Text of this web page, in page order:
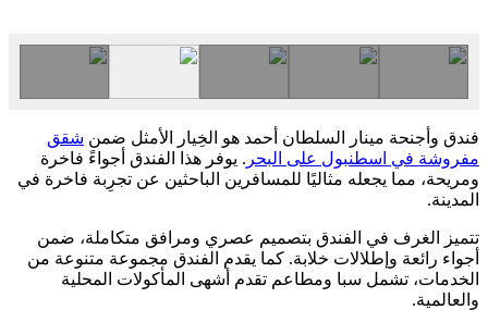
فندق وأجنحة مينار السلطان أحمد هو الخِيار الأمثل ضمن شقق
مفروشة في اسطنبول على البحر . يوفر هذا الفندق أجواءً فاخرة
ومريحة، مما يجعله مثاليًا للمسافرين الباحثين عن تجرِبة فاخرة في
المدينة.
تتميز الغرف في الفندق بتصميم عصري ومرافق متكاملة، ضمن
أجواء رائعة وإطلالات خلابة. كما يقدم الفندق مجموعة متنوعة من
الخدمات، تشمل سبا ومطاعم تقدم أشهى المأكولات المحلية
والعالمية.